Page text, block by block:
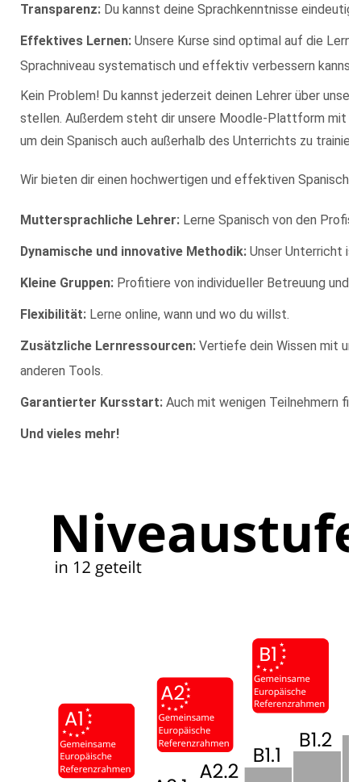
Transparenz: Du kannst deine Sprachkenntnisse
Effektives Lernen: Unsere Kurse sind optimal auf die
Sprachniveau systematisch und effektiv verbessern kannst.
Kein Problem! Du kannst jederzeit deinen Lehrer über
stellen. Außerdem steht dir unsere Moodle-Plattform mit
um dein Spanisch auch außerhalb des Unterrichts zu
Wir bieten dir einen hochwertigen und effektiven
Muttersprachliche Lehrer: Lerne Spanisch von den Profis!
Dynamische und innovative Methodik: Unser Unterricht
Kleine Gruppen: Profitiere von individueller Betreuung und
Flexibilität: Lerne online, wann und wo du willst.
Zusätzliche Lernressourcen: Vertiefe dein Wissen mit
anderen Tools.
Garantierter Kursstart: Auch mit wenigen Teilnehmern
Und vieles mehr!